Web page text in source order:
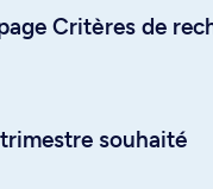
Critères de
souhaité